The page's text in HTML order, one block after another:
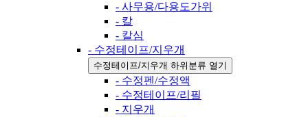
- 사무용/다용도가위
- 칼
- 칼심
- 수정테이프/지우개
수정테이프/지우개 하위분류 열기
- 수정펜/수정액
- 수정테이프/리필
- 지우개